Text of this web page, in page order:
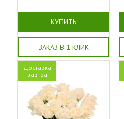
КУПИТЬ
ЗАКАЗ В 1 КЛИК
Доставка
завтра